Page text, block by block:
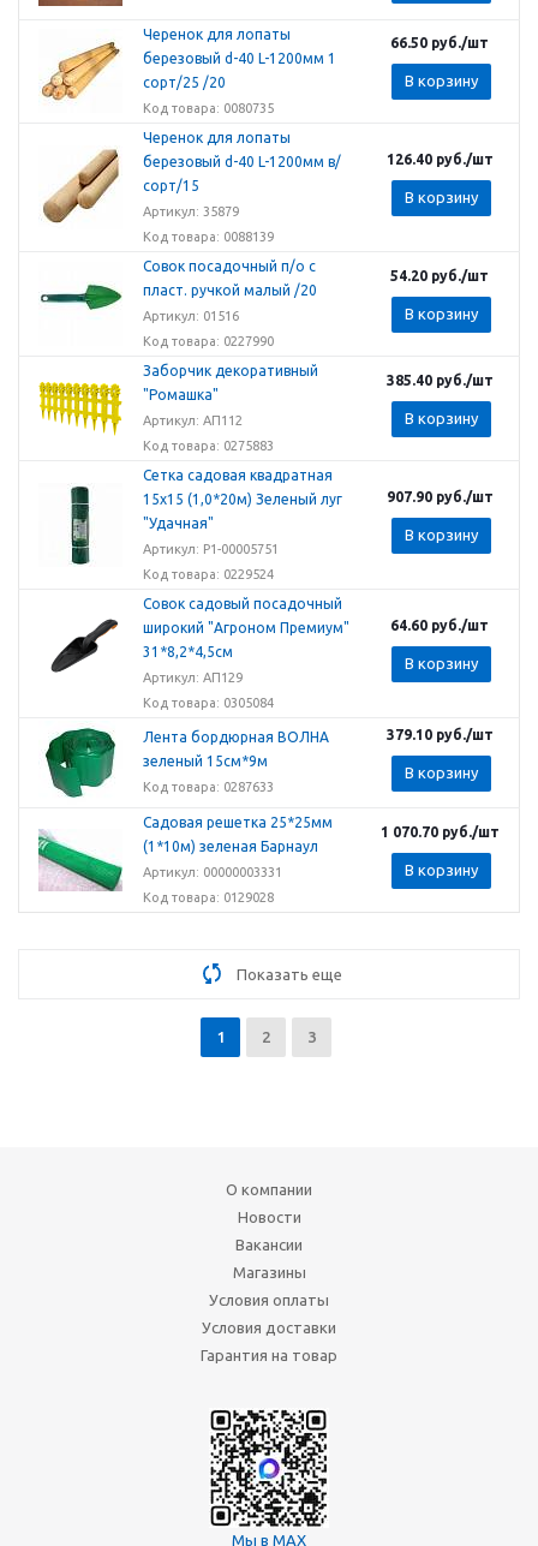
Черенок для лопаты
березовый d-40 L-1200мм 1
сорт/25 /20
Код товара: 0080735
66.50 руб./шт
В корзину
Черенок для лопаты
березовый d-40 L-1200мм в/
сорт/15
Артикул: 35879
Код товара: 0088139
126.40руб./шт
В корзину
Совок посадочный п/о с
пласт. ручкой малый /20
Артикул: 01516
Код товара: 0227990
54.20 руб./шт
В корзину
Заборчик декоративный
"Ромашка"
Артикул: АП112
Код товара: 0275883
385.40руб./шт
В корзину
Сетка садовая квадратная
15х15 (1,0*20м) Зеленый луг
"Удачная"
Артикул: Р1-00005751
Код товара: 0229524
907.90руб./шт
В корзину
Совок садовый посадочный
широкий "Агроном Премиум"
31*8,2*4,5см
Артикул: АП129
Код товара: 0305084
64.60 руб./шт
В корзину
Лента бордюрная ВОЛНА
зеленый 15см*9м
Код товара: 0287633
379.10руб./шт
В корзину
Садовая решетка 25*25мм
(1*10м) зеленая Барнаул
Артикул: 00000003331
Код товара: 0129028
1 070.70руб./шт
В корзину
Показать еще
1 2 3
О компании
Новости
Вакансии
Магазины
Условия оплаты
Условия доставки
Гарантия на товар
Мы в MAX